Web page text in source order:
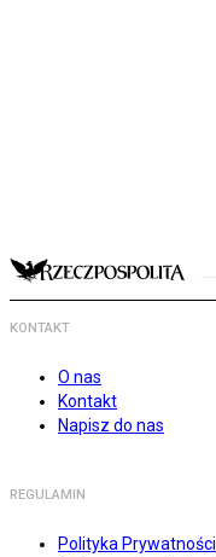
KONTAKT
O nas
Kontakt
Napisz do nas
REGULAMIN
Polityka Prywatności